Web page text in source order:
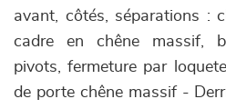
avant, côtés, séparations :
cadre en chêne massif,
pivots, fermeture par
de porte chêne massif -